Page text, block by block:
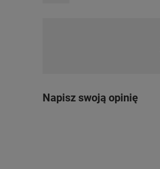
Napisz swoją opinię